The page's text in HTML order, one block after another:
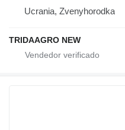
Ucrania, Zvenyhorodka
TRIDAAGRO NEW